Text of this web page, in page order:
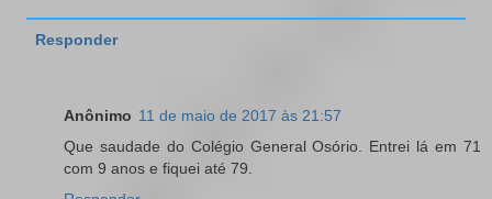
Responder
Anônimo 11 de maio de 2017 às 21:57
Que saudade do Colégio General Osório. Entrei lá em 71
com 9 anos e fiquei até 79.